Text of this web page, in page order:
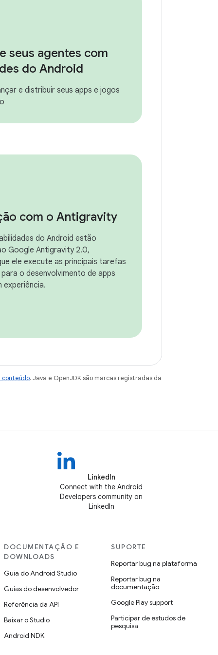
seus agentes com
do Android
e distribuir seus apps e jogos
com o Antigravity
do Android estão
Google Antigravity 2.0,
ele execute as principais tarefas
o desenvolvimento de apps
experiência.
conteúdo. Java e OpenJDK são marcas registradas da
LinkedIn
Connect with the Android
Developers community on
LinkedIn
DOCUMENTAÇÃO E
DOWNLOADS
Guia do Android Studio
Guias do desenvolvedor
Referência da API
Baixar o Studio
Android NDK
SUPORTE
Reportar bug na plataforma
Reportar bug na
documentação
Google Play support
Participar de estudos de
pesquisa